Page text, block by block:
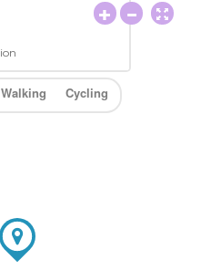
Walking Cycling